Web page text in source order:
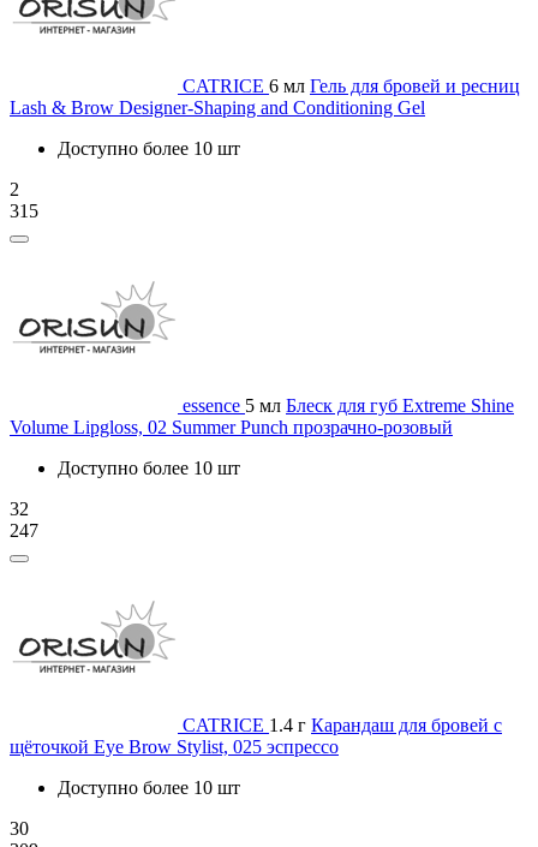
CATRICE 6 мл Гель для бровей и ресниц
Lash & Brow Designer-Shaping and Conditioning Gel
Доступно более 10 шт
2
315
essence 5 мл Блеск для губ Extreme Shine
Volume Lipgloss, 02 Summer Punch прозрачно-розовый
Доступно более 10 шт
32
247
CATRICE 1.4 г Карандаш для бровей с
щёточкой Eye Brow Stylist, 025 эспрессо
Доступно более 10 шт
30